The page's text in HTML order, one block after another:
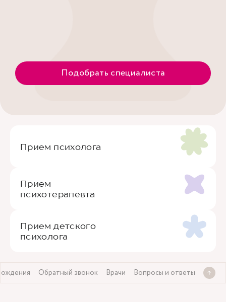
Подобрать специалиста
Прием психолога
Прием
психотерапевта
Прием детского
психолога
Обратный звонок Врачи Вопросы и ответы